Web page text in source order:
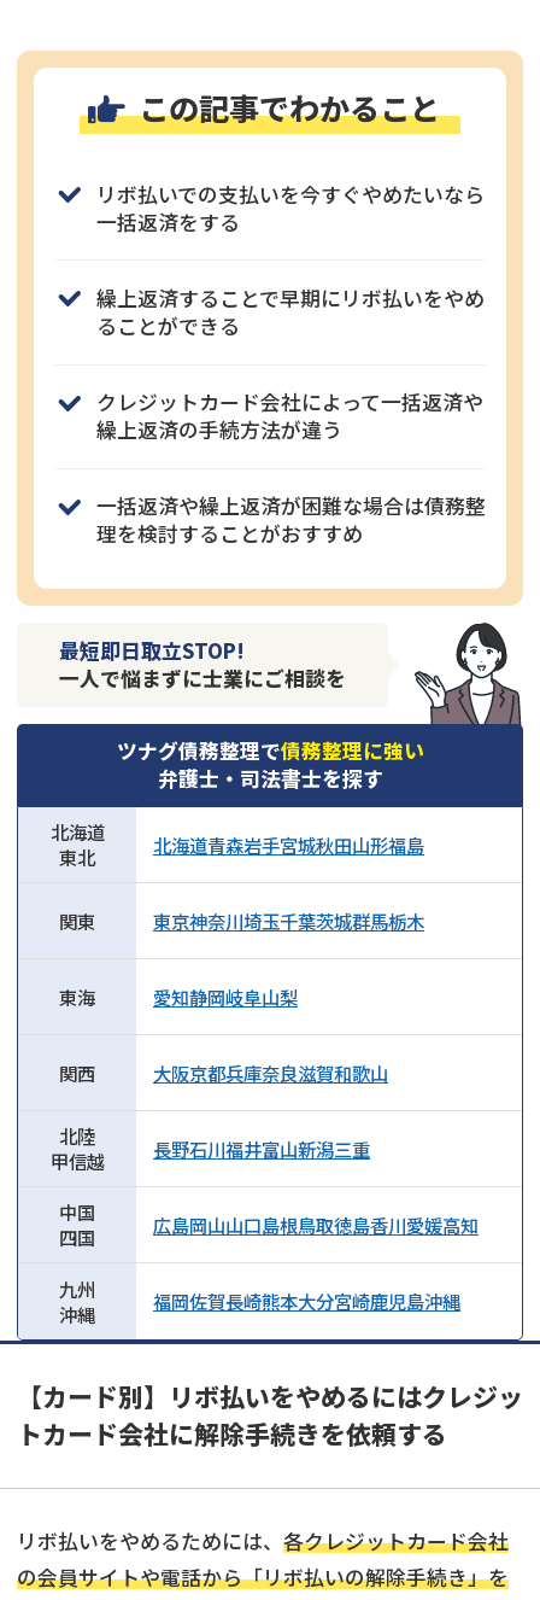
この記事でわかること
リボ払いでの支払いを今すぐやめたいなら
一括返済をする
繰上返済することで早期にリボ払いをやめ
ることができる
クレジットカード会社によって一括返済や
繰上返済の手続方法が違う
一括返済や繰上返済が困難な場合は債務整
理を検討することがおすすめ
最短即日取立STOP!
一人で悩まずに士業にご相談を
ツナグ債務整理で債務整理に強い
弁護士・司法書士を探す
北海道
東北
北海道青森岩手宮城秋田山形福島
関東 東京神奈川埼玉千葉茨城群馬栃木
東海 愛知静岡岐阜山梨
関西 大阪京都兵庫奈良滋賀和歌山
北陸
甲信越
長野石川福井富山新潟三重
中国
四国
広島岡山山口島根鳥取徳島香川愛媛高知
九州
沖縄
福岡佐賀長崎熊本大分宮崎鹿児島沖縄
【カード別】リボ払いをやめるにはクレジッ
トカード会社に解除手続きを依頼する
リボ払いをやめるためには、 各クレジットカード会社
の会員サイトや電話から「リボ払いの解除手続き」を